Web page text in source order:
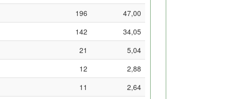
196
47,00
142
34,05
21
5,04
12
2,88
11
2,64